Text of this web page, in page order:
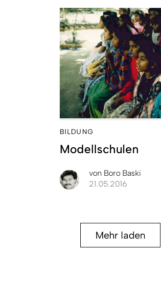
BILDUNG
Modellschulen
von Boro Baski
21.05.2016
Mehr laden